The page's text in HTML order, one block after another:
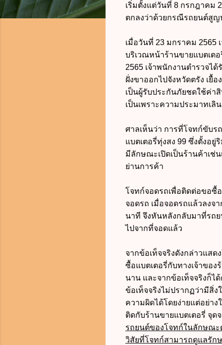
เริ่มตั้งแต่วันที่ 8 กรกฎาคม
ตกลงว่าด้วยกรณีรถยนต์สูญ
เมื่อวันที่ 23 มกราคม 2565
บริเวณหน้าร้านขายแบตเต
2565 เจ้าพนักงานตำรวจไ
ฝั่งขาออกไปจังหวัดตรัง เยื้
เป็นผู้รับประกันภัยชดใช้ค่า
เป็นเพราะความประมาทเลิ
ศาลเห็นว่า การที่โจทก์ขับ
แบตเตอรี่ทุ่งสง 99 ซึ่งตั้งอ
มีลักษณะเปิดเป็นร้านค้าเช่
ย่านการค้า
โจทก์จอดรถเพื่อติดต่อขอซื้
จอดรถ เมื่อจอดรถแล้วลงจ
นาที จึงหันหลังกลับมาที่รถ
ไปจากที่จอดแล้ว
จากข้อเท็จจริงดังกล่าวแส
ซื้อแบตเตอรี่กับทางเจ้าขอ
นาน และจากข้อเท็จจริงก็ไ
ข้อเท็จจริงไม่ปรากฏว่ามีสิ่
ความผิดได้โดยง่ายแต่อย่า
ติดกับร้านขายแบตเตอรี่ จุด
รถยนต์ของโจทก์ในลักษณะ
วิสัยที่โจทก์สามารถดูแลรัก